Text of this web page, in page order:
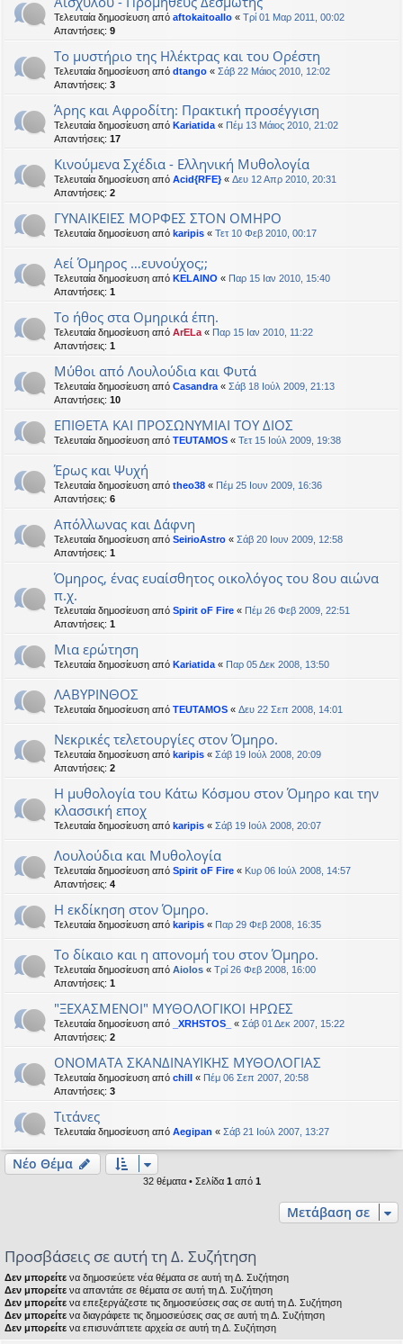
Τελευταία δημοσίευση από aftokaitoallo « Τρί 01 Μαρ 2011, 00:02
Απαντήσεις: 9
Το μυστήριο της Ηλέκτρας και του Ορέστη
Τελευταία δημοσίευση από dtango « Σάβ 22 Μάιος 2010, 12:02
Απαντήσεις: 3
Άρης και Αφροδίτη: Πρακτική προσέγγιση
Τελευταία δημοσίευση από Kariatida « Πέμ 13 Μάιος 2010, 21:02
Απαντήσεις: 17
Κινούμενα Σχέδια - Ελληνική Μυθολογία
Τελευταία δημοσίευση από Acid{RFE}« Δευ 12 Απρ 2010, 20:31
Απαντήσεις: 2
ΓΥΝΑΙΚΕΙΕΣ ΜΟΡΦΕΣ ΣΤΟΝ ΟΜΗΡΟ
Τελευταία δημοσίευση από karipis « Τετ 10 Φεβ 2010, 00:17
Αεί Όμηρος …ευνούχος;;
Τελευταία δημοσίευση από KELAINO « Παρ 15 Ιαν 2010, 15:40
Απαντήσεις: 1
Το ήθος στα Ομηρικά έπη.
Τελευταία δημοσίευση από ArELa « Παρ 15 Ιαν 2010, 11:22
Απαντήσεις: 1
Μύθοι από Λουλούδια και Φυτά
Τελευταία δημοσίευση από Casandra « Σάβ 18 Ιούλ 2009, 21:13
Απαντήσεις: 10
EΠΙΘΕΤΑ ΚΑΙ ΠΡΟΣΩΝΥΜΙΑΙ ΤΟΥ ΔΙΟΣ
Τελευταία δημοσίευση από TEUTAMOS « Τετ 15 Ιούλ 2009, 19:38
Έρως και Ψυχή
Τελευταία δημοσίευση από theo38 « Πέμ 25 Ιουν 2009, 16:36
Απαντήσεις: 6
Απόλλωνας και Δάφνη
Τελευταία δημοσίευση από SeirioAstro « Σάβ 20 Ιουν 2009, 12:58
Απαντήσεις: 1
Όμηρος, ένας ευαίσθητος οικολόγος του 8ου αιώνα
π.χ.
Τελευταία δημοσίευση από Spirit oF Fire « Πέμ 26 Φεβ 2009, 22:51
Απαντήσεις: 1
Μια ερώτηση
Τελευταία δημοσίευση από Kariatida « Παρ 05 Δεκ 2008, 13:50
ΛΑΒΥΡΙΝΘΟΣ
Τελευταία δημοσίευση από TEUTAMOS « Δευ 22 Σεπ 2008, 14:01
Νεκρικές τελετουργίες στον Όμηρο.
Τελευταία δημοσίευση από karipis « Σάβ 19 Ιούλ 2008, 20:09
Απαντήσεις: 2
Η μυθολογία του Κάτω Κόσμου στον Όμηρο και την
κλασσική εποχ
Τελευταία δημοσίευση από karipis « Σάβ 19 Ιούλ 2008, 20:07
Λουλούδια και Μυθολογία
Τελευταία δημοσίευση από Spirit oF Fire « Κυρ 06 Ιούλ 2008, 14:57
Απαντήσεις: 4
Η εκδίκηση στον Όμηρο.
Τελευταία δημοσίευση από karipis « Παρ 29 Φεβ 2008, 16:35
Το δίκαιο και η απονομή του στον Όμηρο.
Τελευταία δημοσίευση από Aiolos « Τρί 26 Φεβ 2008, 16:00
Απαντήσεις: 1
"ΞΕΧΑΣΜΕΝΟΙ" ΜΥΘΟΛΟΓΙΚΟΙ ΗΡΩΕΣ
Τελευταία δημοσίευση από _XRHSTOS_ « Σάβ 01 Δεκ 2007, 15:22
Απαντήσεις: 2
ΟΝΟΜΑΤΑ ΣΚΑΝΔΙΝΑΥΙΚΗΣ ΜΥΘΟΛΟΓΙΑΣ
Τελευταία δημοσίευση από chill « Πέμ 06 Σεπ 2007, 20:58
Απαντήσεις: 3
Τιτάνες
Τελευταία δημοσίευση από Aegipan « Σάβ 21 Ιούλ 2007, 13:27
Νέο Θέμα
32 θέματα • Σελίδα 1 από 1
Μετάβαση σε
Προσβάσεις σε αυτή τη Δ. Συζήτηση
Δεν μπορείτε να δημοσιεύετε νέα θέματα σε αυτή τη Δ. Συζήτηση
Δεν μπορείτε να απαντάτε σε θέματα σε αυτή τη Δ. Συζήτηση
Δεν μπορείτε να επεξεργάζεστε τις δημοσιεύσεις σας σε αυτή τη Δ. Συζήτηση
Δεν μπορείτε να διαγράφετε τις δημοσιεύσεις σας σε αυτή τη Δ. Συζήτηση
Δεν μπορείτε να επισυνάπτετε αρχεία σε αυτή τη Δ. Συζήτηση